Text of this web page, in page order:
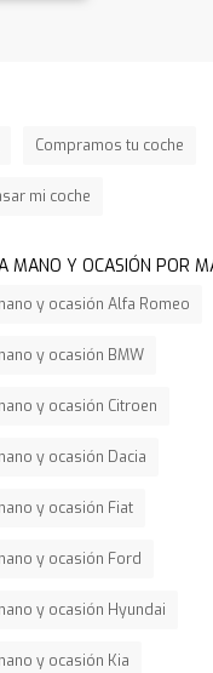
Compramos tu coche
mi coche
MANO Y OCASIÓN POR
y ocasión Alfa Romeo
y ocasión BMW
y ocasión Citroen
y ocasión Dacia
y ocasión Fiat
y ocasión Ford
y ocasión Hyundai
y ocasión Kia